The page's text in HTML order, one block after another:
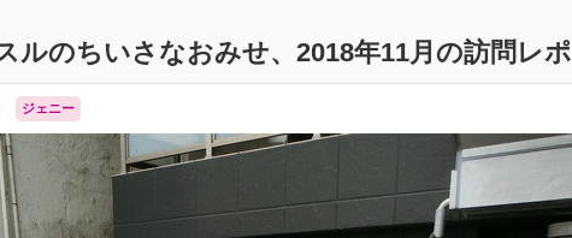
ルのちいさなおみせ、2018年11月の訪問レポ
ジェニー